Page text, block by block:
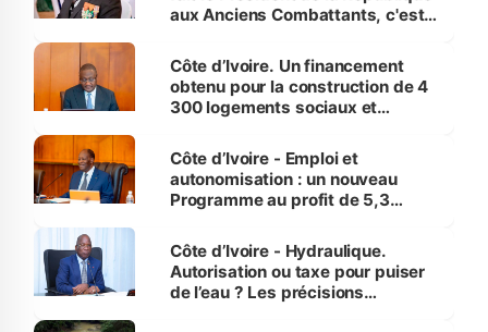
aux Anciens Combattants, c'est
Côte d’Ivoire. Un financement
obtenu pour la construction de 4
300 logements sociaux et
et Yamoussoukro
Côte d’Ivoire - Emploi et
autonomisation : un nouveau
Programme au profit de 5,3
Côte d’Ivoire - Hydraulique.
Autorisation ou taxe pour puiser
de l’eau ? Les précisions